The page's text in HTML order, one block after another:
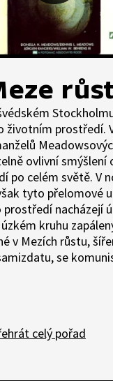
životním prostředí.
ovlivní smýšlení
po celém světě. V
tyto přelomové
nacházejí
kruhu
v Mezích růstu,
se
celý pořad